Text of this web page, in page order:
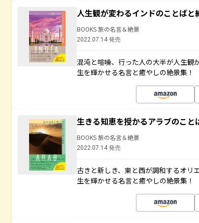
人生観が変わるインドのことばと
BOOKS 旅の名言＆絶景
2022.07.14 発売
混沌と喧噪、行った人の大半が人生観
生を輝かせる名言と癒やしの絶景集！
生きる知恵を授かるアラブのこと
BOOKS 旅の名言＆絶景
2022.07.14 発売
古きと新しき、東と西が調和するオリ
生を輝かせる名言と癒やしの絶景集！